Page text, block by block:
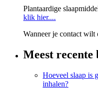
Plantaardige
klik hier....
Wanneer je contact wilt
Meest recente
Hoeveel slaap is
inhalen?